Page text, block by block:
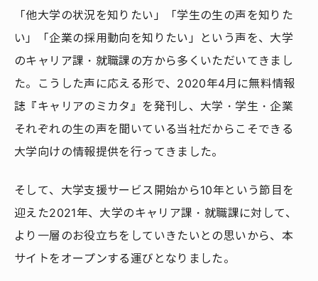
「他大学の状況を知りたい」「学生の生の声を知りた
い」「企業の採用動向を知りたい」という声を、大学
のキャリア課・就職課の方から多くいただいてきまし
た。こうした声に応える形で、2020年4月に無料情報
誌『キャリアのミカタ』を発刊し、大学・学生・企業
それぞれの生の声を聞いている当社だからこそできる
大学向けの情報提供を行ってきました。
そして、大学支援サービス開始から10年という節目を
迎えた2021年、大学のキャリア課・就職課に対して、
より一層のお役立ちをしていきたいとの思いから、本
サイトをオープンする運びとなりました。